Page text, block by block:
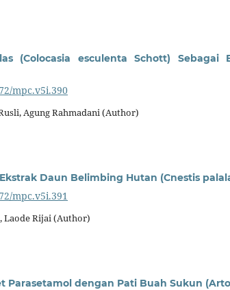
(Colocasia esculenta Schott)
mpc.v5i.390
Agung Rahmadani (Author)
Daun Belimbing Hutan (Cnestis
mpc.v5i.391
Laode Rijai (Author)
Parasetamol dengan Pati Buah Sukun